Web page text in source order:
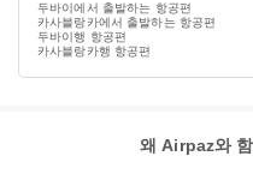
두바이에서 출발하는 항공편
카사블랑카에서 출발하는 항공편
두바이행 항공편
카사블랑카행 항공편
왜 Airpaz와